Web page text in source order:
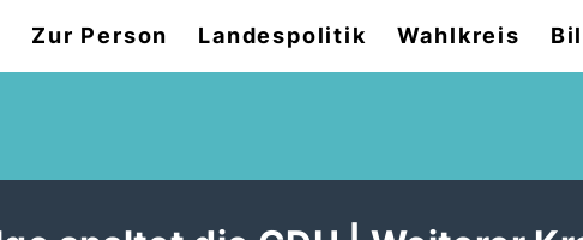
Zur Person Landespolitik Wahlkreis